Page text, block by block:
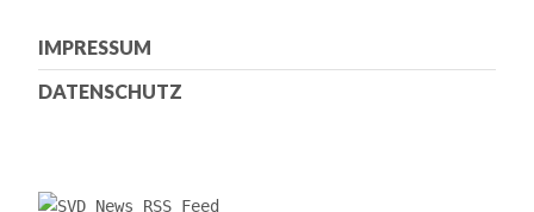
IMPRESSUM
DATENSCHUTZ